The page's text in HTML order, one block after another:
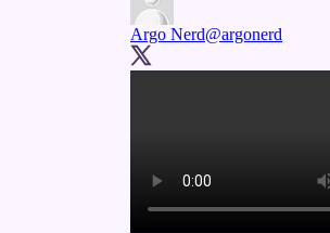
Argo Nerd@argonerd